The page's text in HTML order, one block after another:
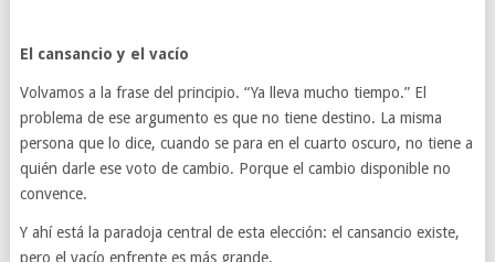
El cansancio y el vacío
Volvamos a la frase del principio. “Ya lleva mucho tiempo.” El
problema de ese argumento es que no tiene destino. La misma
persona que lo dice, cuando se para en el cuarto oscuro, no tiene a
quién darle ese voto de cambio. Porque el cambio disponible no
convence.
Y ahí está la paradoja central de esta elección: el cansancio existe,
pero el vacío enfrente es más grande.